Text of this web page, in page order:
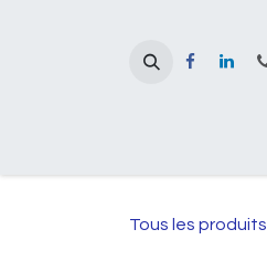
Tous les produits